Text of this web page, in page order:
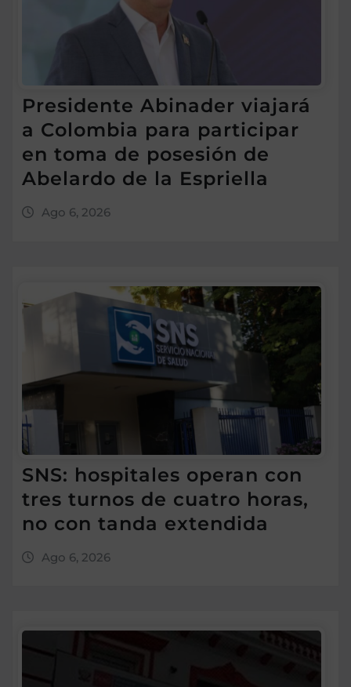
Presidente Abinader viajará
a Colombia para participar
en toma de posesión de
Abelardo de la Espriella
Ago 6, 2026
SNS: hospitales operan con
tres turnos de cuatro horas,
no con tanda extendida
Ago 6, 2026